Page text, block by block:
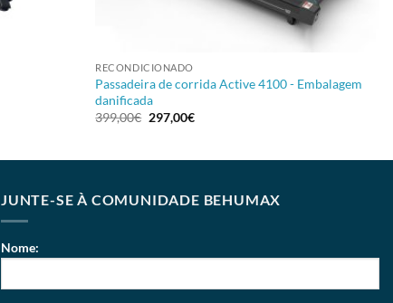
RECONDICIONADO
Passadeira de corrida Active 4100 - Embalagem
danificada
399,00€ 297,00€
JUNTE-SE À COMUNIDADE BEHUMAX
Nome: